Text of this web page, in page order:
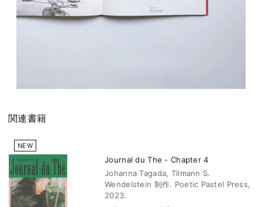
関連書籍
NEW
Journal du The - Chapter 4
Johanna Tagada, Tilmann S.
Wendelstein 制作. Poetic Pastel Press,
2023.